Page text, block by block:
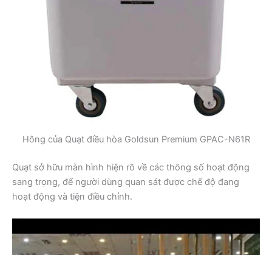
Hông của Quạt điều hòa Goldsun Premium GPAC-N61R
Quạt sở hữu màn hình hiện rõ về các thông số hoạt động
sang trọng, để người dùng quan sát được chế độ đang
hoạt động và tiện điều chỉnh.